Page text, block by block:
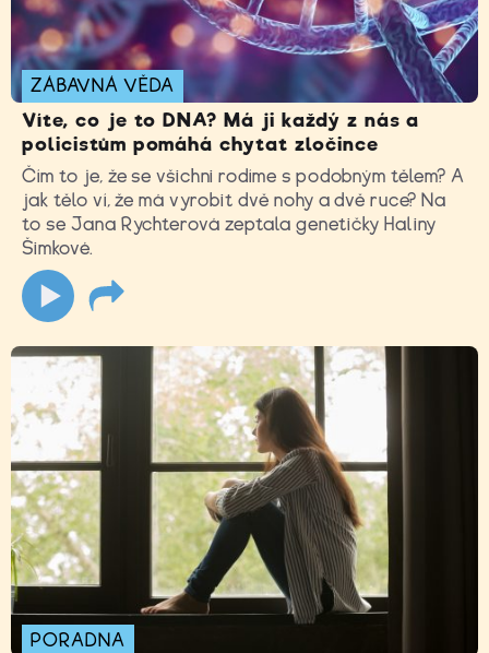
ZÁBAVNÁ VĚDA
Víte, co je to DNA? Má ji každý z nás a
policistům pomáhá chytat zločince
Čím to je, že se všichni rodíme s podobným tělem? A
jak tělo ví, že má vyrobit dvě nohy a dvě ruce? Na
to se Jana Rychterová zeptala genetičky Haliny
Šimkové.
PORADNA